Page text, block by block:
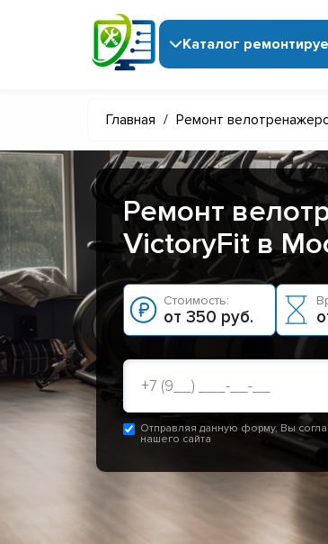
Каталог
Главная / Ремонт
Ремонт
VictoryFit в
Стоимость:
от 350 руб.
Отправляя данную форму, Вы
нашего сайта